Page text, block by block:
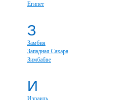
Египет
З
Замбия
Западная Сахара
Зимбабве
И
Израиль